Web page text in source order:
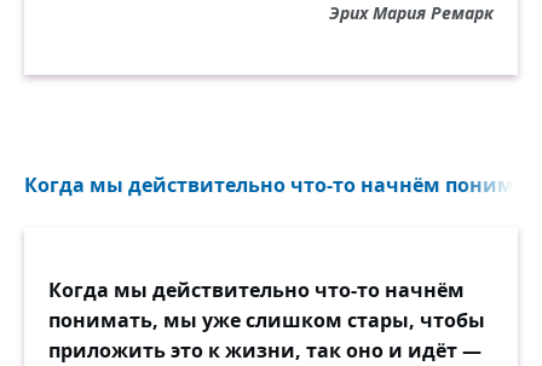
Эрих Мария Ремарк
Когда мы действительно что-то начнём
Когда мы действительно что-то начнём
понимать, мы уже слишком стары, чтобы
приложить это к жизни, так оно и идёт —